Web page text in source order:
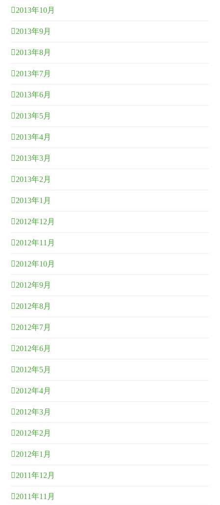
2013年10月
2013年9月
2013年8月
2013年7月
2013年6月
2013年5月
2013年4月
2013年3月
2013年2月
2013年1月
2012年12月
2012年11月
2012年10月
2012年9月
2012年8月
2012年7月
2012年6月
2012年5月
2012年4月
2012年3月
2012年2月
2012年1月
2011年12月
2011年11月